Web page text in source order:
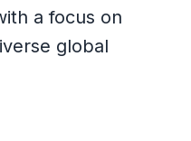
a focus on
global